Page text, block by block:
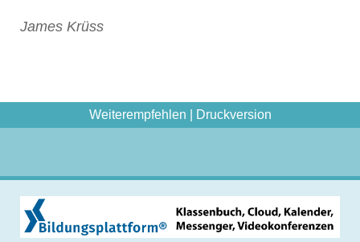
James Krüss
Weiterempfehlen Druckversion